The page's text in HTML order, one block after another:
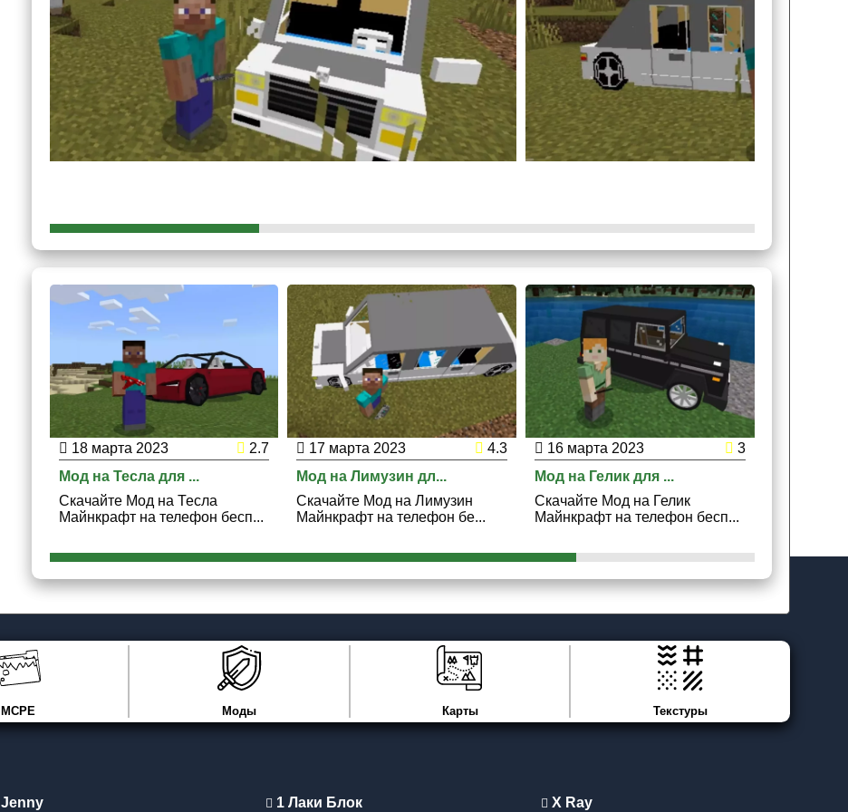
экспериментальный режим.
18 марта 2023
2.7
Мод на Тесла для ...
Скачайте Мод на Тесла
Майнкрафт на телефон бесп...
17 марта 2023
4.3
Мод на Лимузин дл...
Скачайте Мод на Лимузин
Майнкрафт на телефон бе...
16 марта 2023
3
Мод на Гелик для ...
Скачайте Мод на Гелик
Майнкрафт на телефон бесп...
MCPE Моды Карты Текстуры
Jenny 1 Лаки Блок X Ray